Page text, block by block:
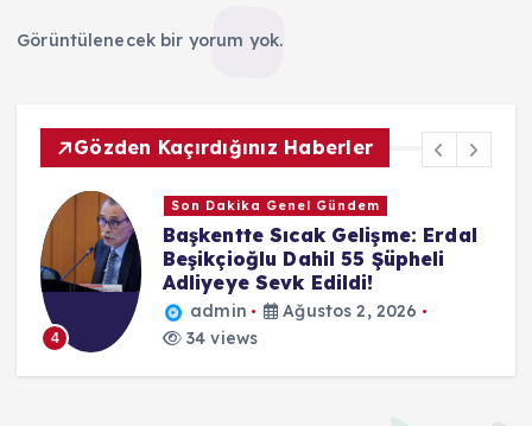
Görüntülenecek bir yorum yok.
Gözden Kaçırdığınız Haberler
4
Son Dakika Genel Gündem
Başkentte Sıcak Gelişme: Erdal
Beşikçioğlu Dahil 55 Şüpheli
Adliyeye Sevk Edildi!
admin
Ağustos 2, 2026
34 views